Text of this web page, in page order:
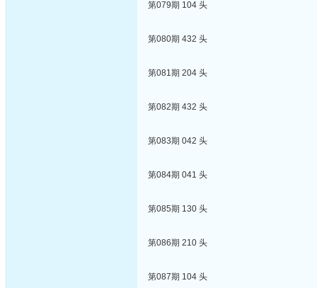
第079期 104 头
第080期 432 头
第081期 204 头
第082期 432 头
第083期 042 头
第084期 041 头
第085期 130 头
第086期 210 头
第087期 104 头